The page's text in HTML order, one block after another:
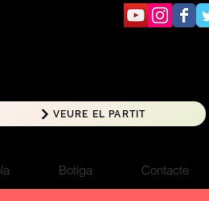
VEURE EL PARTIT
Botiga Contacte